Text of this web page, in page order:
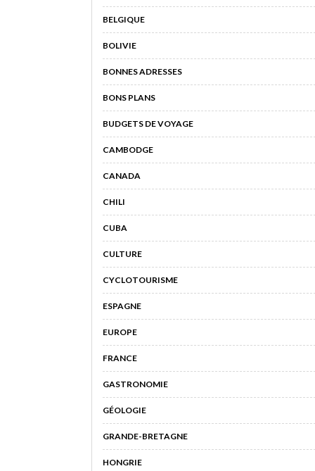
BELGIQUE
BOLIVIE
BONNES ADRESSES
BONS PLANS
BUDGETS DE VOYAGE
CAMBODGE
CANADA
CHILI
CUBA
CULTURE
CYCLOTOURISME
ESPAGNE
EUROPE
FRANCE
GASTRONOMIE
GÉOLOGIE
GRANDE-BRETAGNE
HONGRIE